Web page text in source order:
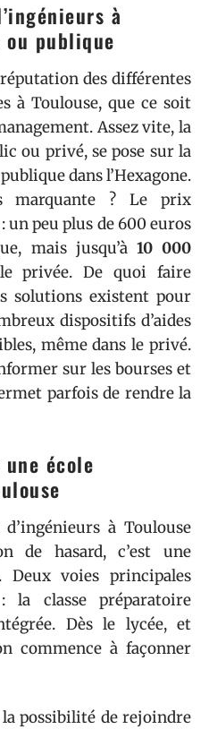
à
ou publique
des différentes
à Toulouse, que ce soit
Assez vite, la
ou privé, se pose sur la
dans l’Hexagone.
marquante ? Le prix
un peu plus de 600 euros
mais jusqu’à 10 000
privée. De quoi faire
solutions existent pour
dispositifs d’aides
même dans le privé.
sur les bourses et
parfois de rendre la
école
à Toulouse
de hasard, c’est une
Deux voies principales
la classe préparatoire
Dès le lycée, et
commence à façonner
possibilité de rejoindre